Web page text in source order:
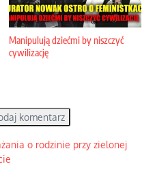
Manipulują dziećmi by niszczyć
cywilizację
komentarz
o rodzinie przy zielonej